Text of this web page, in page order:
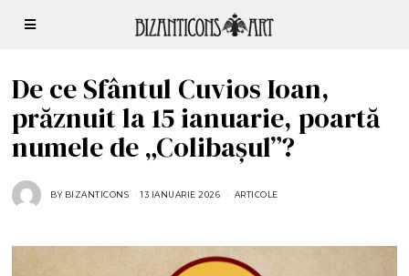
De ce Sfântul Cuvios Ioan,
prăznuit la 15 ianuarie, poartă
numele de „Colibașul”?
BY BIZANTICONS 13 IANUARIE 2026
U
A
ARTICOLE